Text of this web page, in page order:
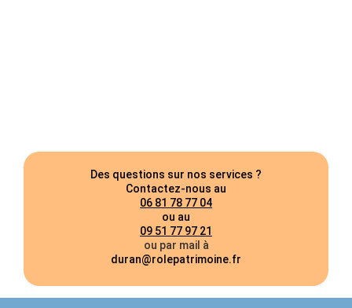
Des questions sur nos services ?
Contactez-nous au
06 81 78 77 04
ou au
09 51 77 97 21
ou par mail à
duran@rolepatrimoine.fr